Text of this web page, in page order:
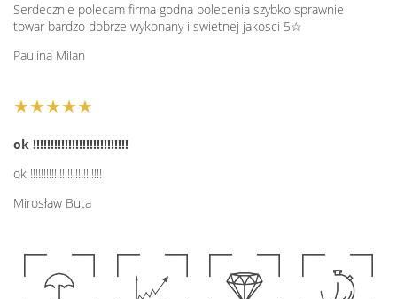
Serdecznie polecam firma godna polecenia szybko sprawnie
towar bardzo dobrze wykonany i swietnej jakosci 5☆
Paulina Milan
★★★★★
ok !!!!!!!!!!!!!!!!!!!!!!!!!!!
ok !!!!!!!!!!!!!!!!!!!!!!!!!!!
Mirosław Buta